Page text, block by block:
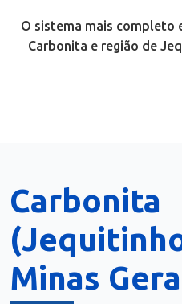
O sistema mais completo
Carbonita e região de
Carbonita
Minas